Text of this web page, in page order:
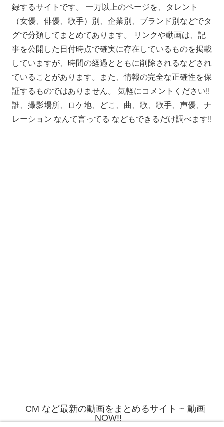
録するサイトです。 一万以上のページを、タレント
（女優、俳優、歌手）別、企業別、ブランド別などでタ
グで分類してまとめてあります。 リンクや動画は、記
事を公開した日付時点で確実に存在しているものを掲載
していますが、時間の経過とともに削除されるなどされ
ていることがあります。また、情報の完全な正確性を保
証するものではありません。 気軽にコメントください!!
誰、撮影場所、ロケ地、どこ、曲、歌、歌手、声優、ナ
レーション なんて言ってる などもできるだけ調べます!!
CM など最新の動画をまとめるサイト ~ 動画
NOW!!